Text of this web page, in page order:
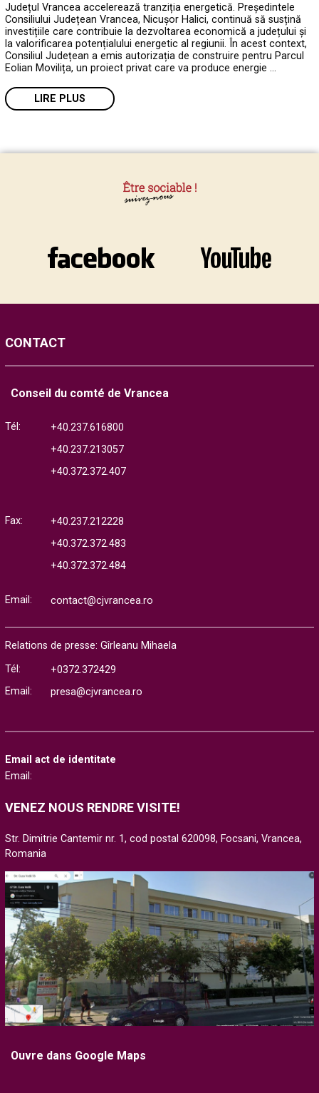
Județul Vrancea accelerează tranziția energetică. Președintele
Consiliului Județean Vrancea, Nicușor Halici, continuă să susțină
investițiile care contribuie la dezvoltarea economică a județului și
la valorificarea potențialului energetic al regiunii. În acest context,
Consiliul Județean a emis autorizația de construire pentru Parcul
Eolian Movilița, un proiect privat care va produce energie …
LIRE PLUS
CONTACT
Conseil du comté de Vrancea
Tél:
+40.237.616800
+40.237.213057
+40.372.372.407
Fax:
+40.237.212228
+40.372.372.483
+40.372.372.484
Email: contact@cjvrancea.ro
Relations de presse: Gîrleanu Mihaela
Tél:
+0372.372429
Email:
presa@cjvrancea.ro
Email act de identitate
Email:
VENEZ NOUS RENDRE VISITE!
Str. Dimitrie Cantemir nr. 1, cod postal 620098, Focsani, Vrancea,
Romania
Ouvre dans Google Maps